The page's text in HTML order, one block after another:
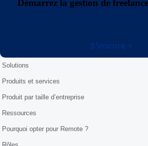
Démarrez la gestion de
S'inscrire
Solutions
Produits et services
Produit par taille d’entreprise
Ressources
Pourquoi opter pour Remote ?